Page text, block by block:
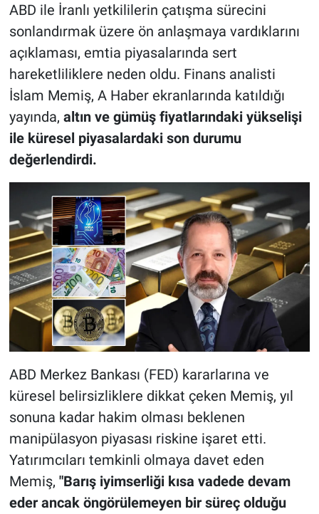
ABD ile İranlı yetkililerin çatışma sürecini
sonlandırmak üzere ön anlaşmaya vardıklarını
açıklaması, emtia piyasalarında sert
hareketliliklere neden oldu. Finans analisti
İslam Memiş, A Haber ekranlarında katıldığı
yayında, altın ve gümüş fiyatlarındaki yükselişi
ile küresel piyasalardaki son durumu
değerlendirdi.
ABD Merkez Bankası (FED) kararlarına ve
küresel belirsizliklere dikkat çeken Memiş, yıl
sonuna kadar hakim olması beklenen
manipülasyon piyasası riskine işaret etti.
Yatırımcıları temkinli olmaya davet eden
Memiş, "Barış iyimserliği kısa vadede devam
eder ancak öngörülemeyen bir süreç olduğu